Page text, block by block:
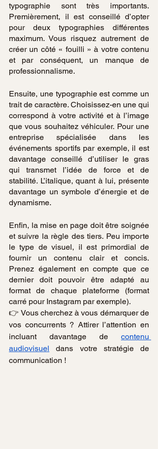
typographie sont très importants.
Premièrement, il est conseillé d’opter
pour deux typographies différentes
maximum. Vous risquez autrement de
créer un côté « fouilli » à votre contenu
et par conséquent, un manque de
professionnalisme.
Ensuite, une typographie est comme un
trait de caractère. Choisissez-en une qui
correspond à votre activité et à l’image
que vous souhaitez véhiculer. Pour une
entreprise spécialisée dans les
événements sportifs par exemple, il est
davantage conseillé d’utiliser le gras
qui transmet l’idée de force et de
stabilité. L’italique, quant à lui, présente
davantage un symbole d’énergie et de
dynamisme.
Enfin, la mise en page doit être soignée
et suivre la règle des tiers. Peu importe
le type de visuel, il est primordial de
fournir un contenu clair et concis.
Prenez également en compte que ce
dernier doit pouvoir être adapté au
format de chaque plateforme (format
carré pour Instagram par exemple).
👉 Vous cherchez à vous démarquer de
vos concurrents ? Attirer l’attention en
incluant davantage de contenu
audiovisuel dans votre stratégie de
communication !